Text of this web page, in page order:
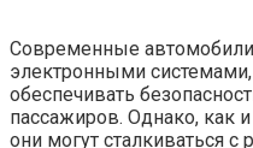
Современные
электронными
обеспечивать
пассажиров. Однако, как
они могут сталкиваться